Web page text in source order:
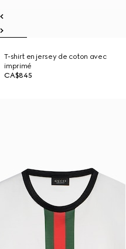
T-shirt en jersey de coton avec
imprimé
CA$845